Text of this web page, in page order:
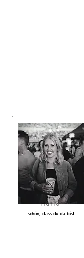
schön, dass du da bist
Hallo